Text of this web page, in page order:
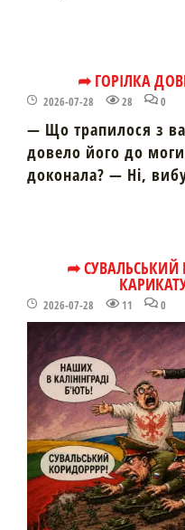
➦ ГОРІЛКА
2026-07-28 28 0
— Що трапилося з
довело його до
доконала? — Ні,
➦ СУВАЛЬСЬКИЙ
2026-07-28 11 0